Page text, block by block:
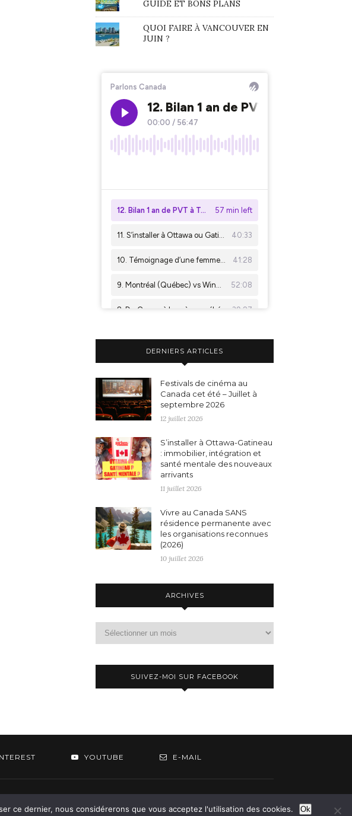
GUIDE ET BONS PLANS
QUOI FAIRE À VANCOUVER EN
JUIN ?
DERNIERS ARTICLES
Festivals de cinéma au
Canada cet été – Juillet à
septembre 2026
12 juillet 2026
S’installer à Ottawa-Gatineau
: immobilier, intégration et
santé mentale des nouveaux
arrivants
11 juillet 2026
Vivre au Canada SANS
résidence permanente avec
les organisations reconnues
(2026)
10 juillet 2026
ARCHIVES
SUIVEZ-MOI SUR FACEBOOK
YOUTUBE E-MAIL
ce dernier, nous considérerons que vous acceptez l'utilisation des cookies. Ok